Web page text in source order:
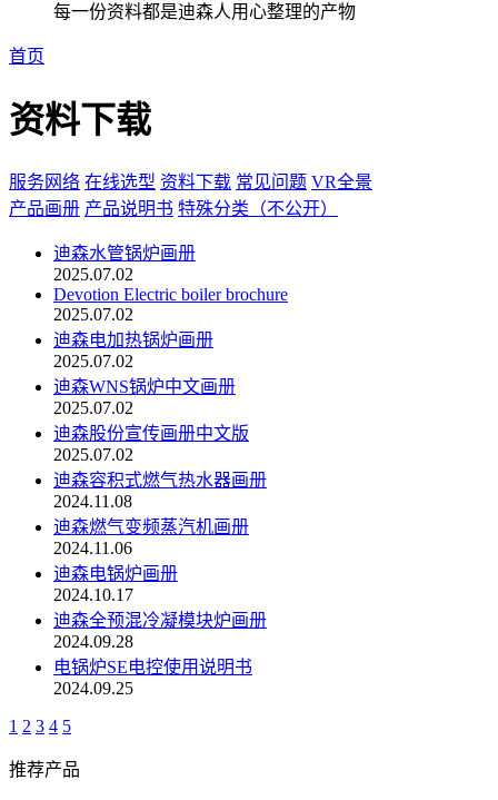
每一份资料都是迪森人用心整理的产物
首页
资料下载
服务网络 在线选型 资料下载 常见问题 VR全景
产品画册 产品说明书 特殊分类（不公开）
迪森水管锅炉画册
2025.07.02
Devotion Electric boiler brochure
2025.07.02
迪森电加热锅炉画册
2025.07.02
迪森WNS锅炉中文画册
2025.07.02
迪森股份宣传画册中文版
2025.07.02
迪森容积式燃气热水器画册
2024.11.08
迪森燃气变频蒸汽机画册
2024.11.06
迪森电锅炉画册
2024.10.17
迪森全预混冷凝模块炉画册
2024.09.28
电锅炉SE电控使用说明书
2024.09.25
1 2 3 4 5
推荐产品